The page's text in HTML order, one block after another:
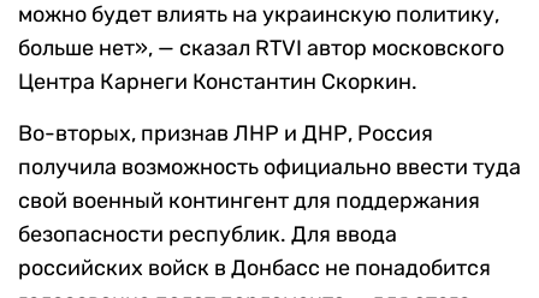
можно будет влиять на украинскую политику,
больше нет», — сказал RTVI автор московского
Центра Карнеги Константин Скоркин.
Во-вторых, признав ЛНР и ДНР, Россия
получила возможность официально ввести туда
свой военный контингент для поддержания
безопасности республик. Для ввода
российских войск в Донбасс не понадобится